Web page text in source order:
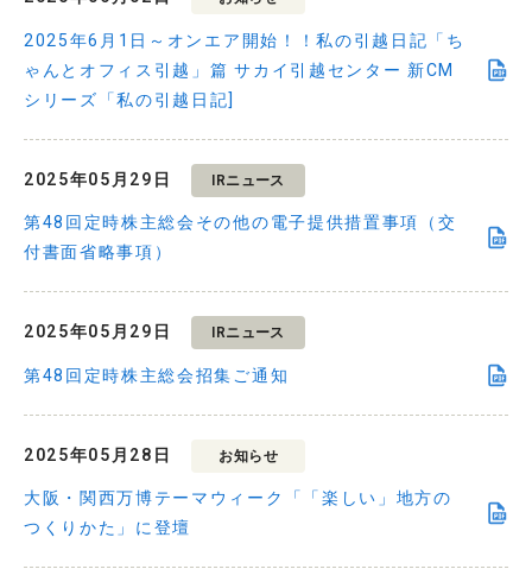
2025年6月1日～オンエア開始！！私の引越日記「ち
ゃんとオフィス引越」篇 サカイ引越センター 新CM
シリーズ「私の引越日記]
2025年05月29日 IRニュース
第48回定時株主総会その他の電子提供措置事項（交
付書面省略事項）
2025年05月29日 IRニュース
第48回定時株主総会招集ご通知
2025年05月28日 お知らせ
大阪・関西万博テーマウィーク「「楽しい」地方の
つくりかた」に登壇